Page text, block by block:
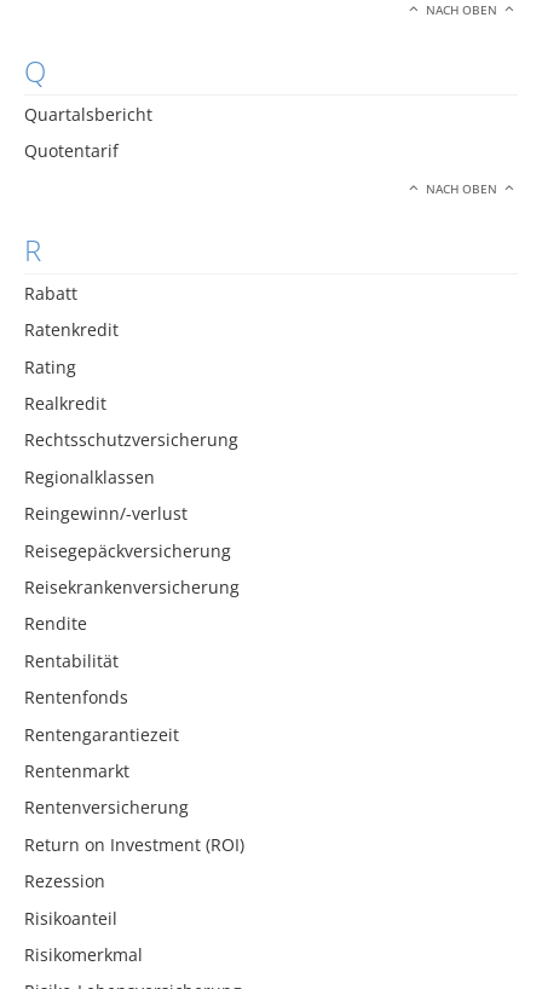
NACH OBEN
Q
Quartalsbericht
Quotentarif
NACH OBEN
R
Rabatt
Ratenkredit
Rating
Realkredit
Rechtsschutzversicherung
Regionalklassen
Reingewinn/-verlust
Reisegepäckversicherung
Reisekrankenversicherung
Rendite
Rentabilität
Rentenfonds
Rentengarantiezeit
Rentenmarkt
Rentenversicherung
Return on Investment (ROI)
Rezession
Risikoanteil
Risikomerkmal